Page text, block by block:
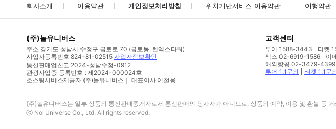
회사소개 이용약관 개인정보처리방침 위치기반서비스 이용약관 여행약관
(주)놀유니버스
주소 경기도 성남시 수정구 금토로 70 (금토동, 텐엑스타워)
사업자등록번호 824-81-02515 사업자정보확인
통신판매업신고 2024-성남수정-0912
관광사업증 등록번호 : 제2024-000024호
호스팅서비스제공자 (주)놀유니버스｜ 대표이사 이철웅
고객센터
투어 1588-3443
티켓
팩스 02-6919-1586
이
해외항공 02-3479-4399
투어 1:1문의
티켓 1:1문
(주)놀유니버스는 일부 상품의 통신판매중개자로서 통신판매의 당사자가 아니므로, 상품의 예약, 이용 및 환불 등
ⓒ Nol Universe Co., Ltd. All rights reserved.